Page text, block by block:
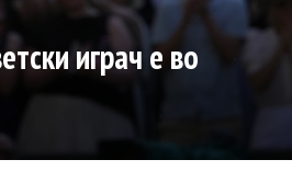
играч е во